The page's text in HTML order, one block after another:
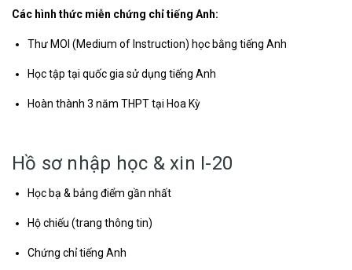
Các hình thức miễn chứng chỉ tiếng Anh:
Thư MOI (Medium of Instruction) học bằng tiếng Anh
Học tập tại quốc gia sử dụng tiếng Anh
Hoàn thành 3 năm THPT tại Hoa Kỳ
Hồ sơ nhập học & xin I-20
Học bạ & bảng điểm gần nhất
Hộ chiếu (trang thông tin)
Chứng chỉ tiếng Anh